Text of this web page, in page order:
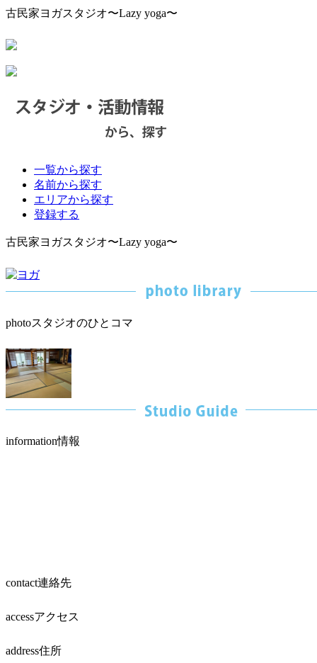
古民家ヨガスタジオ〜Lazy yoga〜
一覧から探す
名前から探す
エリアから探す
登録する
古民家ヨガスタジオ〜Lazy yoga〜
photoスタジオのひとコマ
information情報
contact連絡先
accessアクセス
address住所